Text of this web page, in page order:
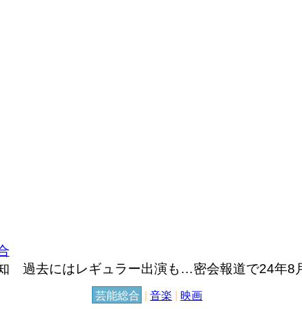
過去にはレギュラー出演も…密会報道で24年8
芸能総合 音楽 映画